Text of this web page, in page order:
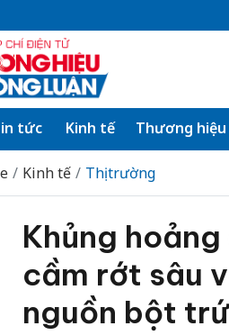
tức Kinh tế Thương hiệu
Kinh tế Thị trường
Khủng
cầm rớt sâu
nguồn bột